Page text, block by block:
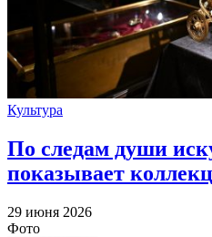
Культура
По следам души
показывает
29 июня 2026
Фото